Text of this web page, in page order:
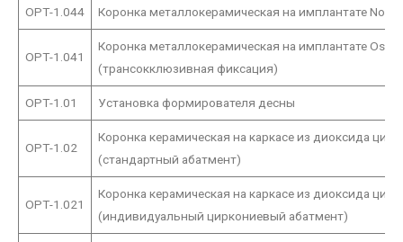
ОРТ-1.044 Коронка металлокерамическая на имплантате
ОРТ-1.041
Коронка металлокерамическая на имплантате
(трансокклюзивная фиксация)
ОРТ-1.01 Установка формирователя десны
ОРТ-1.02
Коронка керамическая на каркасе из диоксида
(стандартный абатмент)
ОРТ-1.021
Коронка керамическая на каркасе из диоксида
(индивидуальный циркониевый абатмент)